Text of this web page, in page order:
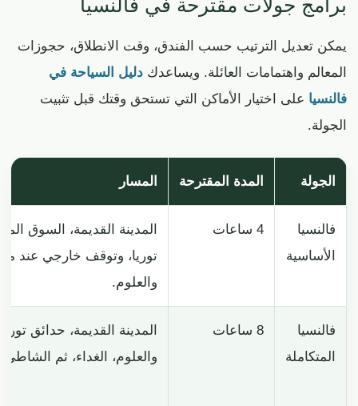
برامج جولات مقترحة في فالنسيا
يمكن تعديل الترتيب حسب الفندق، وقت الانطلاق، حجوزات
المعالم واهتمامات العائلة. ويساعدك دليل السياحة في
فالنسيا على اختيار الأماكن التي تستحق وقتك قبل تثبيت
الجولة.
الجولة المدة المقترحة المسار
فالنسيا
الأساسية
4 ساعات
المدينة القديمة، السوق
توريا، وتوقف خارجي عند
والعلوم.
فالنسيا
المتكاملة
8 ساعات
المدينة القديمة، حدائق
والعلوم، الغداء، ثم الشاطئ.